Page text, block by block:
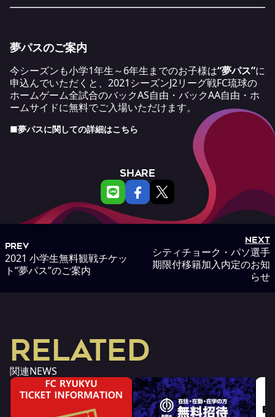
夢パスのご案内
今シーズンも小学1年生～6年生までのお子様は“夢パス”に
申込んでいただくと、2021シーズンJ2リーグ戦FC琉球の
ホームゲーム全試合のバックAS自由・バックAA自由・ホ
ームサイドに無料でご入場いただけます。
■夢パスに関しての詳細はこちら
SHARE
PREV
2021 小学生無料観戦チケッ
ト”夢パス”のご案内
NEXT
シティチョーク・パソ選手
期限付移籍加入内定のお知
らせ
RELATED
関連NEWS